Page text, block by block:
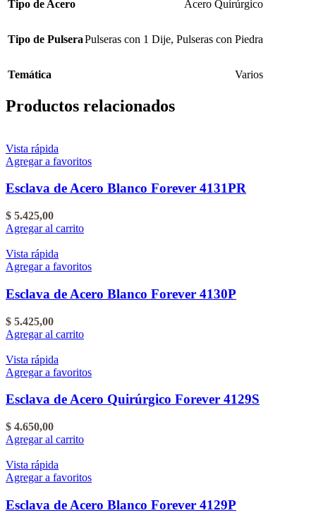
Tipo de Acero Acero Quirúrgico
Tipo de PulseraPulseras con 1 Dije, Pulseras con Piedra
Temática Varios
Productos relacionados
Vista rápida
Agregar a favoritos
Esclava de Acero Blanco Forever 4131PR
$ 5.425,00
Agregar al carrito
Vista rápida
Agregar a favoritos
Esclava de Acero Blanco Forever 4130P
$ 5.425,00
Agregar al carrito
Vista rápida
Agregar a favoritos
Esclava de Acero Quirúrgico Forever 4129S
$ 4.650,00
Agregar al carrito
Vista rápida
Agregar a favoritos
Esclava de Acero Blanco Forever 4129P